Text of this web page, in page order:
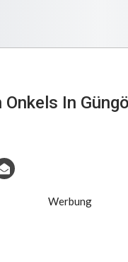
In
Werbung